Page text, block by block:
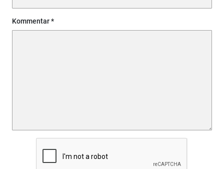
Kommentar